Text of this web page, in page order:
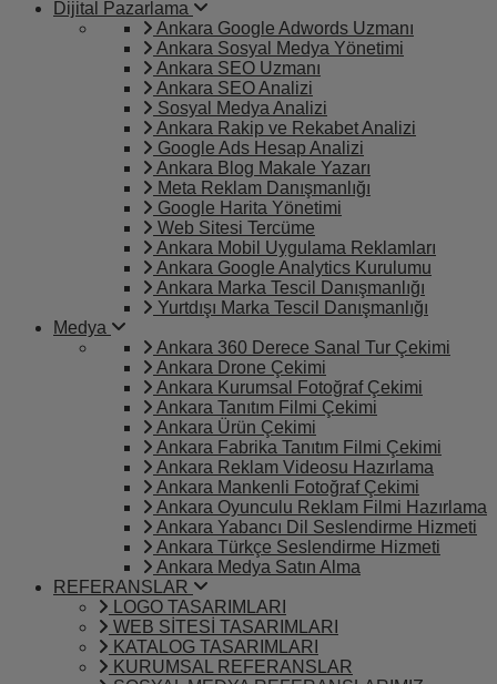
Dijital Pazarlama
Ankara Google Adwords Uzmanı
Ankara Sosyal Medya Yönetimi
Ankara SEO Uzmanı
Ankara SEO Analizi
Sosyal Medya Analizi
Ankara Rakip ve Rekabet Analizi
Google Ads Hesap Analizi
Ankara Blog Makale Yazarı
Meta Reklam Danışmanlığı
Google Harita Yönetimi
Web Sitesi Tercüme
Ankara Mobil Uygulama Reklamları
Ankara Google Analytics Kurulumu
Ankara Marka Tescil Danışmanlığı
Yurtdışı Marka Tescil Danışmanlığı
Medya
Ankara 360 Derece Sanal Tur Çekimi
Ankara Drone Çekimi
Ankara Kurumsal Fotoğraf Çekimi
Ankara Tanıtım Filmi Çekimi
Ankara Ürün Çekimi
Ankara Fabrika Tanıtım Filmi Çekimi
Ankara Reklam Videosu Hazırlama
Ankara Mankenli Fotoğraf Çekimi
Ankara Oyunculu Reklam Filmi Hazırlama
Ankara Yabancı Dil Seslendirme Hizmeti
Ankara Türkçe Seslendirme Hizmeti
Ankara Medya Satın Alma
REFERANSLAR
LOGO TASARIMLARI
WEB SİTESİ TASARIMLARI
KATALOG TASARIMLARI
KURUMSAL REFERANSLAR